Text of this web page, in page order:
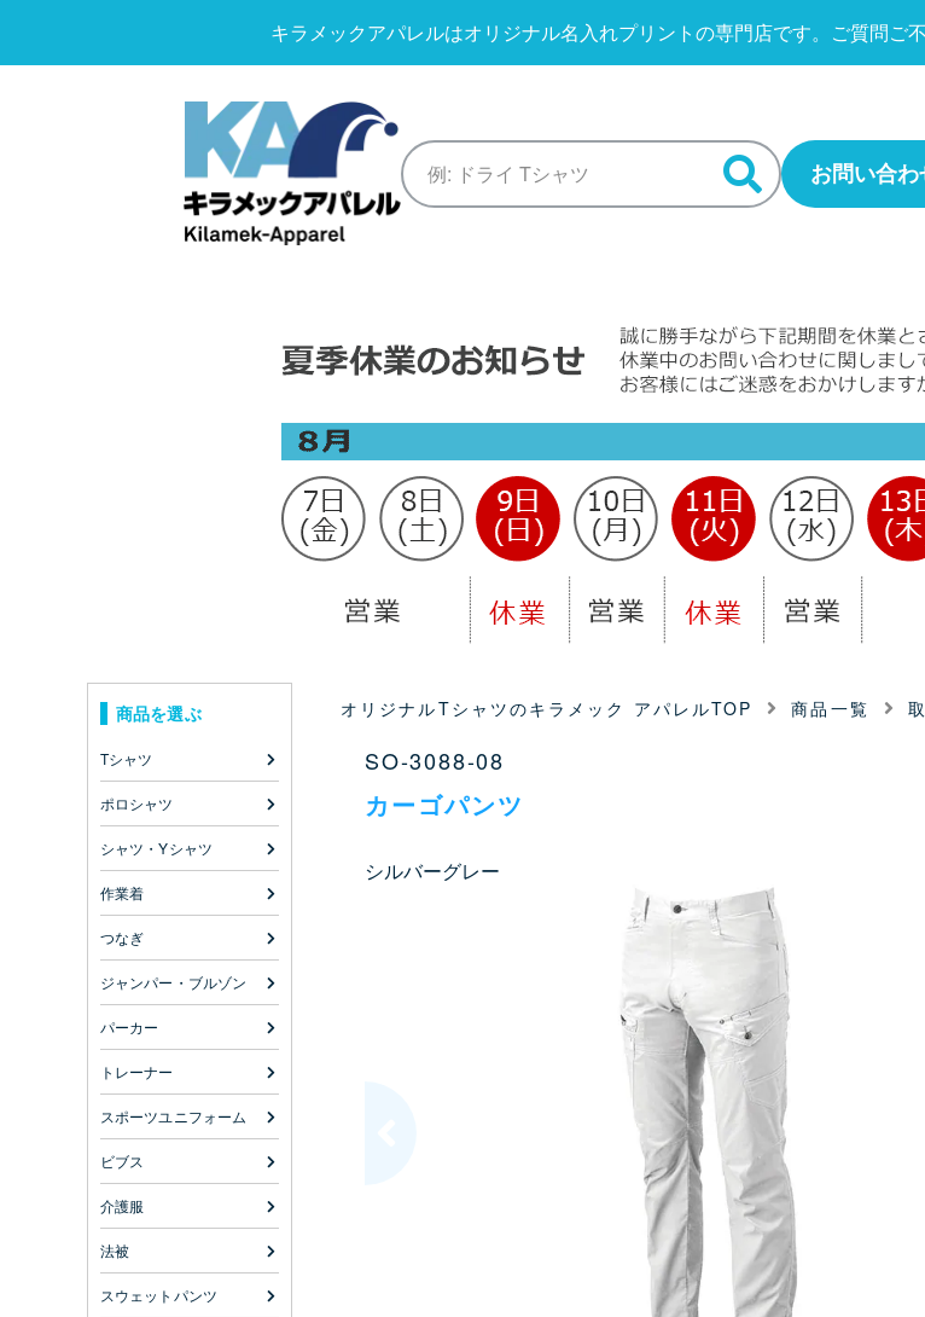
キラメックアパレルはオリジナル名入れプリントの専門店です。 ご質問ご
お問い合
商品を選ぶ
Tシャツ
ポロシャツ
シャツ・Yシャツ
作業着
つなぎ
ジャンパー・ブルゾン
パーカー
トレーナー
スポーツユニフォーム
ビブス
介護服
法被
スウェットパンツ
オリジナルTシャツのキラメック アパレルTOP 商品一覧
SO-3088-08
カーゴパンツ
シルバーグレー